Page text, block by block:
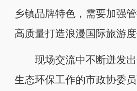
乡镇品牌特色，需要加强
高质量打造浪漫国际旅游度
现场交流中不断迸发出
生态环保工作的市政协委